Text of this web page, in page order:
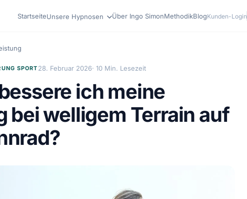
StartseiteUnsere Hypnosen Über Ingo SimonMethodikBlogKunden-Login
SPORT 28. Februar 2026· 10 Min. Lesezeit
ich meine
bei welligem Terrain auf